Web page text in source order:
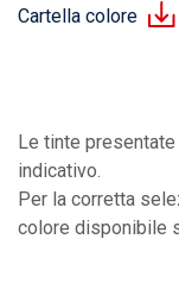
Cartella colore
Le tinte
indicativo.
Per la corretta
colore disponibile